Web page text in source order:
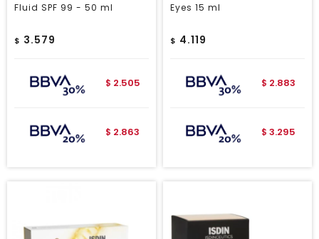
Fluid SPF 99 - 50 ml
$ 3.579
$ 2.505
$ 2.863
Eyes 15 ml
$ 4.119
$ 2.883
$ 3.295